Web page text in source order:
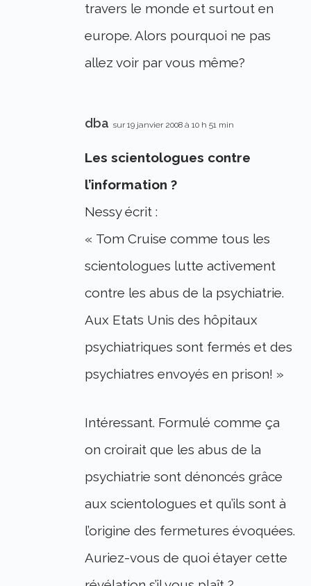
travers le monde et surtout en
europe. Alors pourquoi ne pas
allez voir par vous même?
dba sur 19 janvier 2008 à 10 h 51 min
Les scientologues contre
l’information ?
Nessy écrit :
« Tom Cruise comme tous les
scientologues lutte activement
contre les abus de la psychiatrie.
Aux Etats Unis des hôpitaux
psychiatriques sont fermés et des
psychiatres envoyés en prison! »
Intéressant. Formulé comme ça
on croirait que les abus de la
psychiatrie sont dénoncés grâce
aux scientologues et qu’ils sont à
l’origine des fermetures évoquées.
Auriez-vous de quoi étayer cette